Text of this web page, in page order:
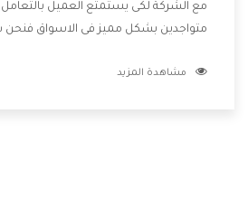
مع الشركة لكى يستمتع العميل بالتعامل
متواجدين بشكل مميز فى الاسواق فنحن
الشركة بها والتى تكون منها خدمة
مشاهدة المزيد